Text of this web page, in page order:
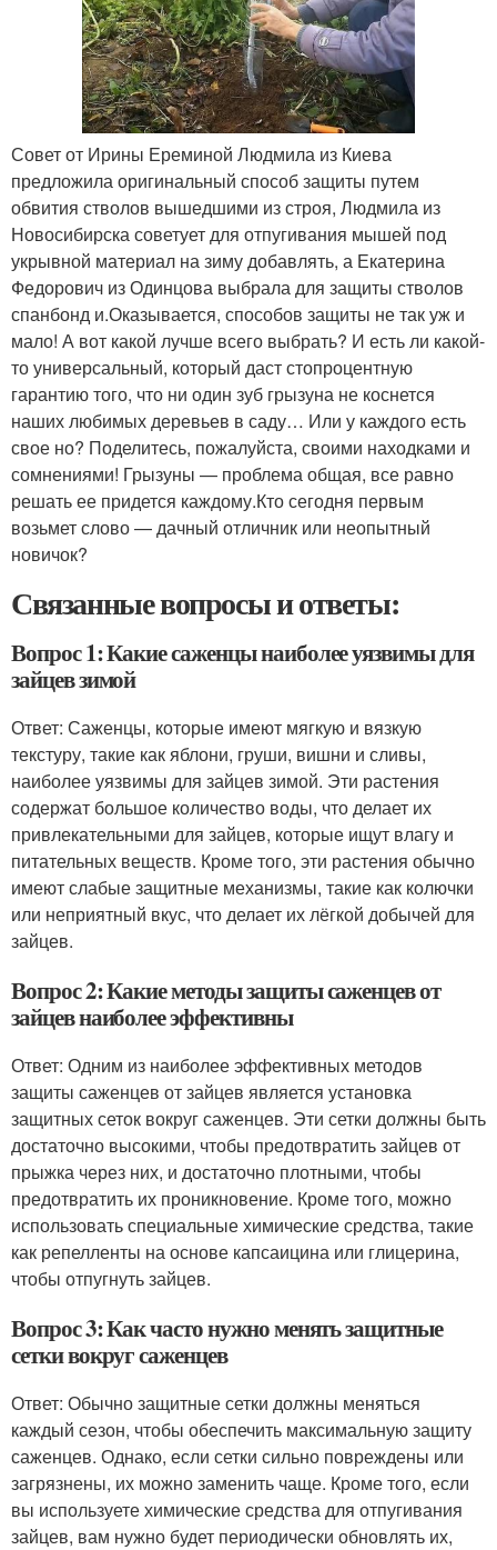
Совет от Ирины Ереминой Людмила из Киева
предложила оригинальный способ защиты путем
обвития стволов вышедшими из строя, Людмила из
Новосибирска советует для отпугивания мышей под
укрывной материал на зиму добавлять, а Екатерина
Федорович из Одинцова выбрала для защиты стволов
спанбонд и.Оказывается, способов защиты не так уж и
мало! А вот какой лучше всего выбрать? И есть ли какой-
то универсальный, который даст стопроцентную
гарантию того, что ни один зуб грызуна не коснется
наших любимых деревьев в саду… Или у каждого есть
свое но? Поделитесь, пожалуйста, своими находками и
сомнениями! Грызуны — проблема общая, все равно
решать ее придется каждому.Кто сегодня первым
возьмет слово — дачный отличник или неопытный
новичок?
Связанные вопросы и ответы:
Вопрос 1: Какие саженцы наиболее уязвимы для
зайцев зимой
Ответ: Саженцы, которые имеют мягкую и вязкую
текстуру, такие как яблони, груши, вишни и сливы,
наиболее уязвимы для зайцев зимой. Эти растения
содержат большое количество воды, что делает их
привлекательными для зайцев, которые ищут влагу и
питательных веществ. Кроме того, эти растения обычно
имеют слабые защитные механизмы, такие как колючки
или неприятный вкус, что делает их лёгкой добычей для
зайцев.
Вопрос 2: Какие методы защиты саженцев от
зайцев наиболее эффективны
Ответ: Одним из наиболее эффективных методов
защиты саженцев от зайцев является установка
защитных сеток вокруг саженцев. Эти сетки должны быть
достаточно высокими, чтобы предотвратить зайцев от
прыжка через них, и достаточно плотными, чтобы
предотвратить их проникновение. Кроме того, можно
использовать специальные химические средства, такие
как репелленты на основе капсаицина или глицерина,
чтобы отпугнуть зайцев.
Вопрос 3: Как часто нужно менять защитные
сетки вокруг саженцев
Ответ: Обычно защитные сетки должны меняться
каждый сезон, чтобы обеспечить максимальную защиту
саженцев. Однако, если сетки сильно повреждены или
загрязнены, их можно заменить чаще. Кроме того, если
вы используете химические средства для отпугивания
зайцев, вам нужно будет периодически обновлять их,